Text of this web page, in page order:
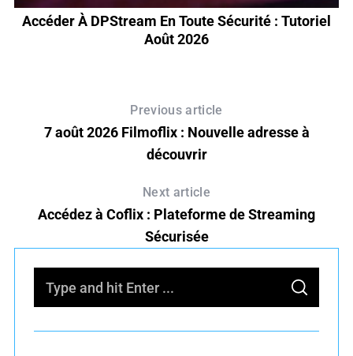
Accéder À DPStream En Toute Sécurité : Tutoriel
Août 2026
Previous article
7 août 2026 Filmoflix : Nouvelle adresse à
découvrir
Next article
Accédez à Coflix : Plateforme de Streaming
Sécurisée
S
A
C